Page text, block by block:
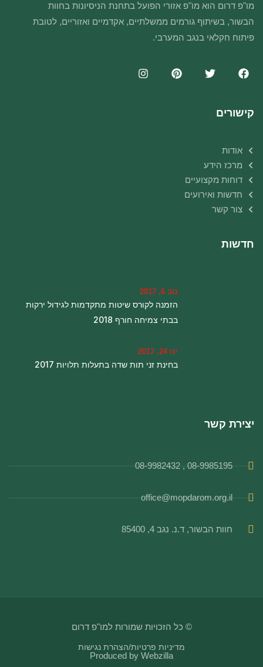
מו"פ דרום הוא מו"פ אזורי הפועל בתחנת הניסיונות בחוות
הבשור, בשיתוף גורמים ממשלתיים, אקדמיים ואזוריים, לטובת
פיתוח חקלאי בנגב המערבי.
קישורים
אודות
מרכז הידע
דוחות מקצועיים
חדשות ואירועים
צור קשר
חדשות
נוב 6, 2017
הזמנה לקורס שיטות מתקדמות לגידול ירקות
בבתי צמיחה חורף 2018
ינו 24, 2017
בחינת זני תות שדה בתעלות תלויות 2017
יצירת קשר
08-9985195 , 08-9982432
office@mopdarom.org.il
חוות הבשור, ד.נ. נגב 4, 85400
© כל הזכויות שמורות למו"פ דרום
מדיניות פרטיות/הצהרת נגישות
Produced by Webzilla